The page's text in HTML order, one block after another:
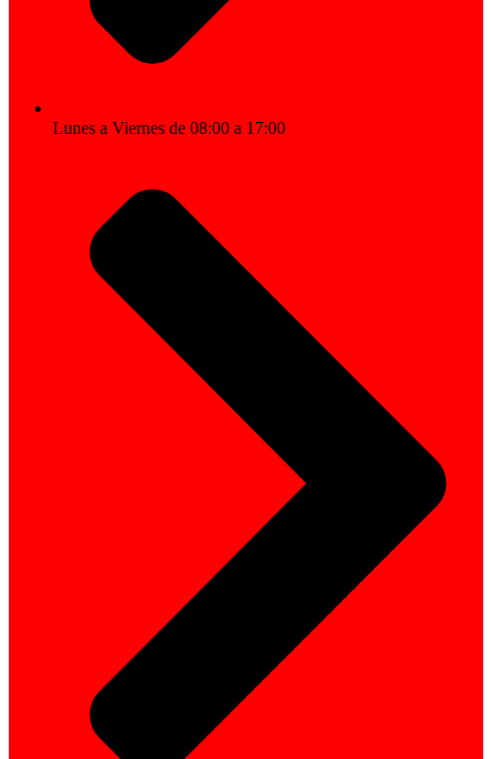
Lunes a Viernes de 08:00 a 17:00